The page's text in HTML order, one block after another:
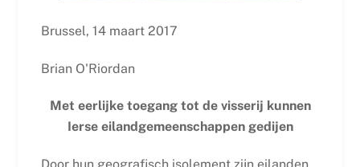
Brussel, 14 maart 2017
Brian O'Riordan
Met eerlijke toegang tot de visserij kunnen
Ierse eilandgemeenschappen gedijen